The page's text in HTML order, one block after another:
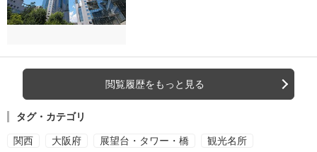
閲覧履歴をもっと見る
タグ・カテゴリ
関西 大阪府 展望台・タワー・橋 観光名所